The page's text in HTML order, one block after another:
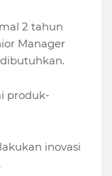
2 tahun
Manager
produk-
inovasi